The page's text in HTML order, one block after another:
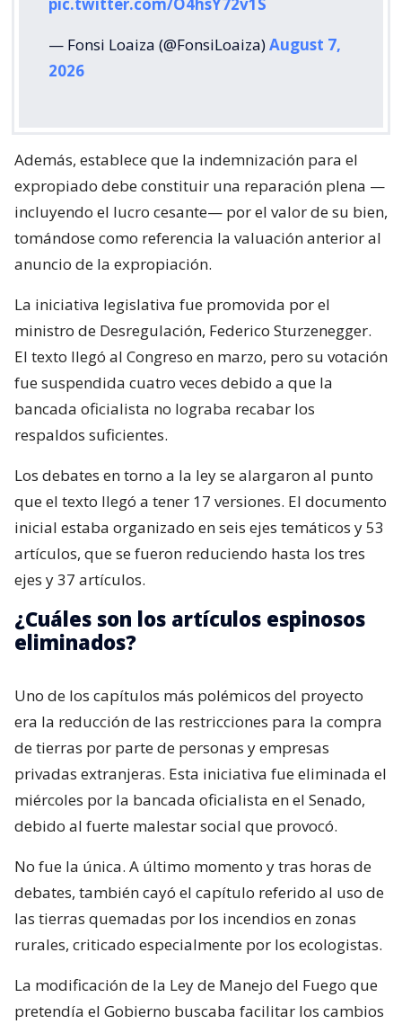
pic.twitter.com/O4hsY72v1S
— Fonsi Loaiza (@FonsiLoaiza)August 7,
2026
Además, establece que la indemnización para el
expropiado debe constituir una reparación plena —
incluyendo el lucro cesante— por el valor de su bien,
tomándose como referencia la valuación anterior al
anuncio de la expropiación.
La iniciativa legislativa fue promovida por el
ministro de Desregulación, Federico Sturzenegger.
El texto llegó al Congreso en marzo, pero su votación
fue suspendida cuatro veces debido a que la
bancada oficialista no lograba recabar los
respaldos suficientes.
Los debates en torno a la ley se alargaron al punto
que el texto llegó a tener 17 versiones. El documento
inicial estaba organizado en seis ejes temáticos y 53
artículos, que se fueron reduciendo hasta los tres
ejes y 37 artículos.
¿Cuáles son los artículos espinosos
eliminados?
Uno de los capítulos más polémicos del proyecto
era la reducción de las restricciones para la compra
de tierras por parte de personas y empresas
privadas extranjeras. Esta iniciativa fue eliminada el
miércoles por la bancada oficialista en el Senado,
debido al fuerte malestar social que provocó.
No fue la única. A último momento y tras horas de
debates, también cayó el capítulo referido al uso de
las tierras quemadas por los incendios en zonas
rurales, criticado especialmente por los ecologistas.
La modificación de la Ley de Manejo del Fuego que
pretendía el Gobierno buscaba facilitar los cambios